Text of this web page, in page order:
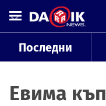
Последни
Евима къп